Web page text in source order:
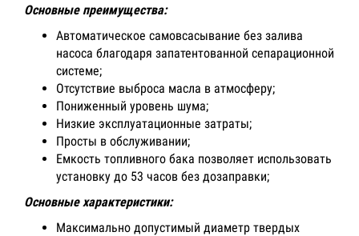
Основные преимущества:
Автоматическое самовсасывание без залива
насоса благодаря запатентованной сепарационной
системе;
Отсутствие выброса масла в атмосферу;
Пониженный уровень шума;
Низкие эксплуатационные затраты;
Просты в обслуживании;
Емкость топливного бака позволяет использовать
установку до 53 часов без дозаправки;
Основные характеристики:
Максимально допустимый диаметр твердых